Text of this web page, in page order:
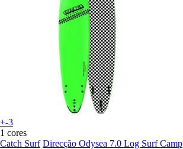
+-3
1 cores
Catch Surf Direcção Odysea 7.0 Log Surf Camp